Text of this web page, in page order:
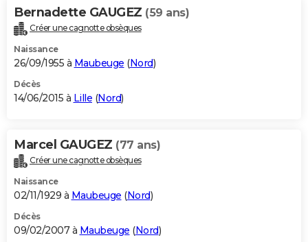
Bricolage
Lifestyle
Culture
Sport
Auto
Television
Voyage
Cinema
Bernadette GAUGEZ (59 ans)
Créer une cagnotte obsèques
Naissance
26/09/1955 à Maubeuge (Nord)
Décès
14/06/2015 à Lille (Nord)
Marcel GAUGEZ (77 ans)
Créer une cagnotte obsèques
Naissance
02/11/1929 à Maubeuge (Nord)
Décès
09/02/2007 à Maubeuge (Nord)